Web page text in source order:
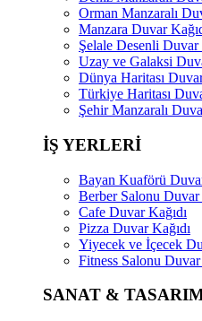
Orman Manzaralı
Manzara Duvar
Şelale Desenli Duvar
Uzay ve Galaksi
Dünya Haritası
Türkiye Haritası
Şehir Manzaralı
İŞ YERLERİ
Bayan Kuaförü
Berber Salonu Duvar
Cafe Duvar Kağıdı
Pizza Duvar Kağıdı
Yiyecek ve İçecek
Fitness Salonu Duvar
SANAT &